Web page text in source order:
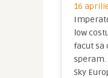
16
low
facut sa
speram.
Sky